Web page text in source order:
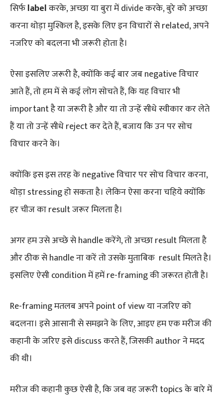
सिर्फlabelकरके, अच्छा या बुरा में divide करके, बुरे को अच्छा
करना थोड़ा मुश्किल है, इसके लिए इन विचारों से related, अपने
नजरिए को बदलना भी जरूरी होता है।
ऐसा इसलिए जरूरी है, क्योंकि कई बार जब negative विचार
आते हैं, तो हम में से कई लोग सोचते हैं, कि यह विचार भी
important है या जरूरी है और या तो उन्हें सीधे स्वीकार कर लेते
हैं या तो उन्हें सीधे reject कर देते हैं, बजाय कि उन पर सोच
विचार करने के।
क्योंकि इस इस तरह के negative विचार पर सोच विचार करना,
थोड़ा stressing हो सकता है। लेकिन ऐसा करना चहिये क्योंकि
हर चीज का result जरूर मिलता है।
अगर हम उसे अच्छे से handle करेंगे, तो अच्छा result मिलता है
और ठीक से handle ना करें तो उसके मुताबिक result मिलते है।
इसलिए ऐसी condition में हमें re-framing की जरूरत होती है।
Re-framing मतलब अपने point of view या नजरिए को
बदलना। इसे आसानी से समझने के लिए, आइए हम एक मरीज की
कहानी के जरिए इसे discuss करते हैं, जिसकी author ने मदद
की थी।
मरीज की कहानी कुछ ऐसी है, कि जब वह जरूरी topics के बारे में